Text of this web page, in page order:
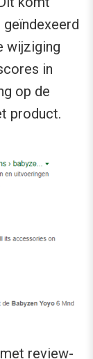
wijziging
in
op de
product.
review-